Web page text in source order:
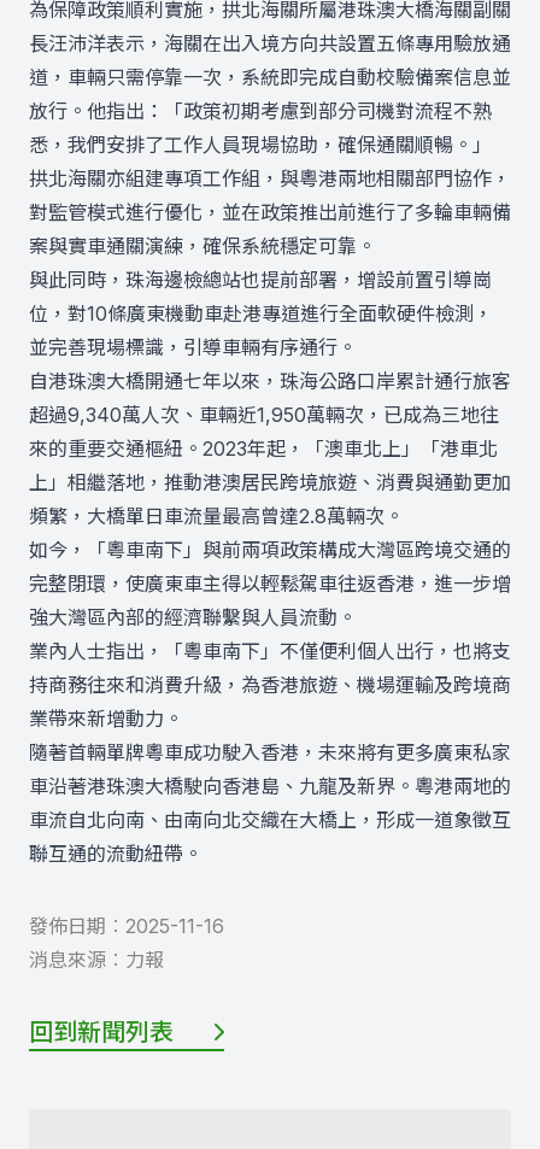
為保障政策順利實施，拱北海關所屬港珠澳大橋海關副關
長汪沛洋表示，海關在出入境方向共設置五條專用驗放通
道，車輛只需停靠一次，系統即完成自動校驗備案信息並
放行。他指出：「政策初期考慮到部分司機對流程不熟
悉，我們安排了工作人員現場協助，確保通關順暢。」
拱北海關亦組建專項工作組，與粵港兩地相關部門協作，
對監管模式進行優化，並在政策推出前進行了多輪車輛備
案與實車通關演練，確保系統穩定可靠。
與此同時，珠海邊檢總站也提前部署，增設前置引導崗
位，對10條廣東機動車赴港專道進行全面軟硬件檢測，
並完善現場標識，引導車輛有序通行。
自港珠澳大橋開通七年以來，珠海公路口岸累計通行旅客
超過9,340萬人次、車輛近1,950萬輛次，已成為三地往
來的重要交通樞紐。2023年起，「澳車北上」「港車北
上」相繼落地，推動港澳居民跨境旅遊、消費與通勤更加
頻繁，大橋單日車流量最高曾達2.8萬輛次。
如今，「粵車南下」與前兩項政策構成大灣區跨境交通的
完整閉環，使廣東車主得以輕鬆駕車往返香港，進一步增
強大灣區內部的經濟聯繫與人員流動。
業內人士指出，「粵車南下」不僅便利個人出行，也將支
持商務往來和消費升級，為香港旅遊、機場運輸及跨境商
業帶來新增動力。
隨著首輛單牌粵車成功駛入香港，未來將有更多廣東私家
車沿著港珠澳大橋駛向香港島、九龍及新界。粵港兩地的
車流自北向南、由南向北交織在大橋上，形成一道象徵互
聯互通的流動紐帶。
發佈日期︰ 2025-11-16
消息來源︰ 力報
回到新聞列表